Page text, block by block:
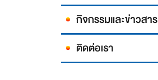
กิจกรรมและข่าวสาร
ติดต่อเรา